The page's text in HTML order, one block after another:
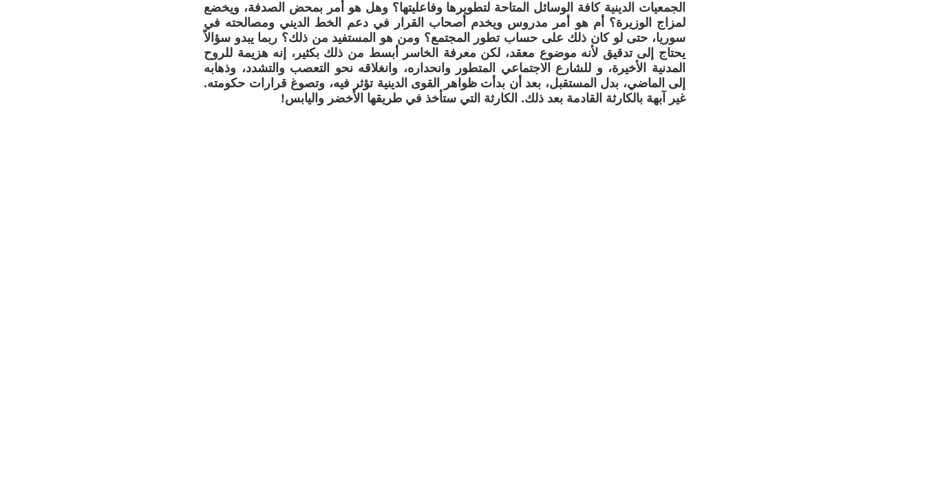
الجمعيات الدينية كافة الوسائل المتاحة لتطويرها وفاعليتها؟ وهل هو أمر بمحض الصدفة، ويخضع
لمزاج الوزيرة؟ أم هو أمر مدروس ويخدم أصحاب القرار في دعم الخط الديني ومصالحته في
سوريا، حتى لو كان ذلك على حساب تطور المجتمع؟ ومن هو المستفيد من ذلك؟ ربما يبدو سؤالاً
يحتاج إلى تدقيق لأنه موضوع معقد، لكن معرفة الخاسر أبسط من ذلك بكثير، إنه هزيمة للروح
المدنية الأخيرة، و للشارع الاجتماعي المتطور وانحداره، وانغلاقه نحو التعصب والتشدد، وذهابه
إلى الماضي، بدل المستقبل، بعد أن بدأت ظواهر القوى الدينية تؤثر فيه، وتصوغ قرارات حكومته.
غير آبهة بالكارثة القادمة بعد ذلك. الكارثة التي ستأخذ في طريقها الأخضر واليابس!